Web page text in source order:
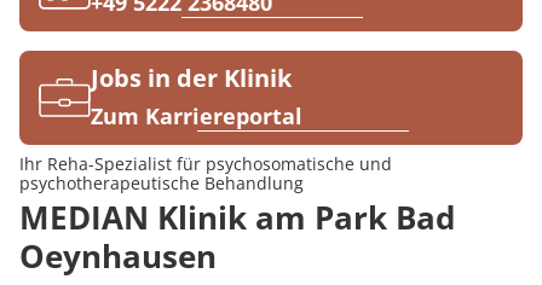
Karriere
Jobs in der Klinik
Zum Karriereportal
Ihr Reha-Spezialist für psychosomatische und
psychotherapeutische Behandlung
MEDIAN Klinik am Park Bad
Oeynhausen